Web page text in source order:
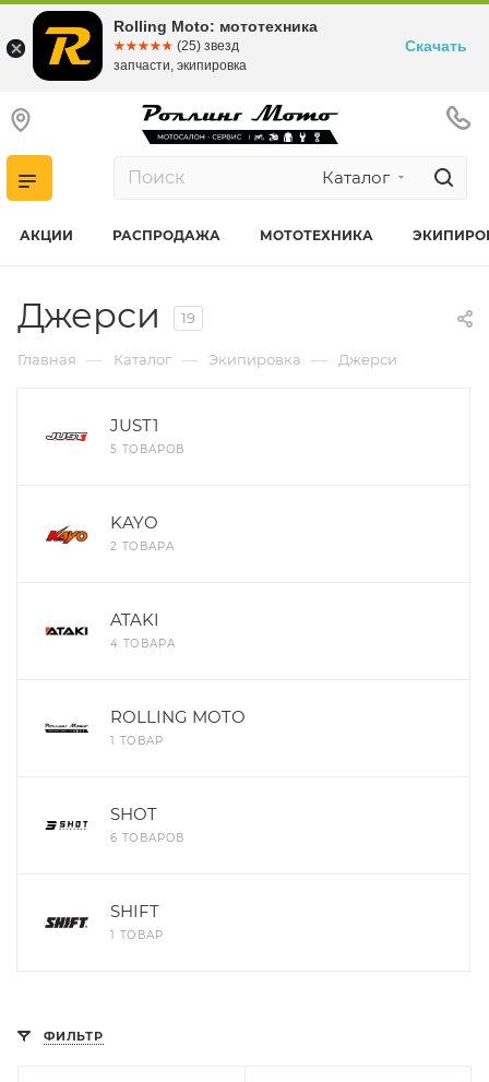
Каталог
АКЦИИ РАСПРОДАЖА МОТОТЕХНИКА
Джерси 19
Главная — Каталог — Экипировка — Джерси
JUST1
5 ТОВАРОВ
KAYO
2 ТОВАРА
ATAKI
4 ТОВАРА
ROLLING MOTO
1 ТОВАР
SHOT
6 ТОВАРОВ
SHIFT
1 ТОВАР
ФИЛЬТР
Rolling Moto: мототехника
☆☆☆☆☆
★★★★★ (25) звезд
запчасти, экипировка
Скачать